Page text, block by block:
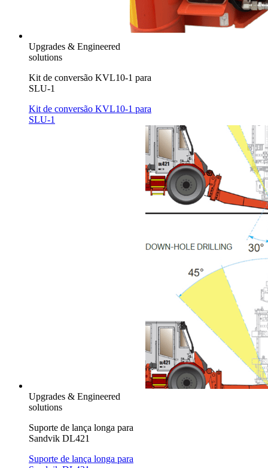
Upgrades & Engineered
solutions
Kit de conversão KVL10-1 para
SLU-1
Kit de conversão KVL10-1 para
SLU-1
Upgrades & Engineered
solutions
Suporte de lança longa para
Sandvik DL421
Suporte de lança longa para